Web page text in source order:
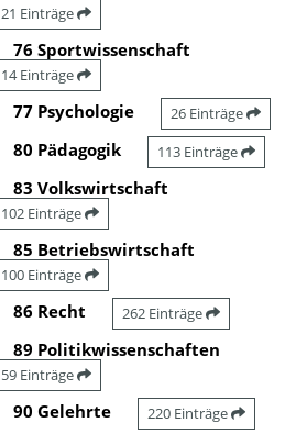
21 Einträge
76 Sportwissenschaft
14 Einträge
77 Psychologie 26 Einträge
80 Pädagogik 113 Einträge
83 Volkswirtschaft
102 Einträge
85 Betriebswirtschaft
100 Einträge
86 Recht 262 Einträge
89 Politikwissenschaften
59 Einträge
90 Gelehrte 220 Einträge